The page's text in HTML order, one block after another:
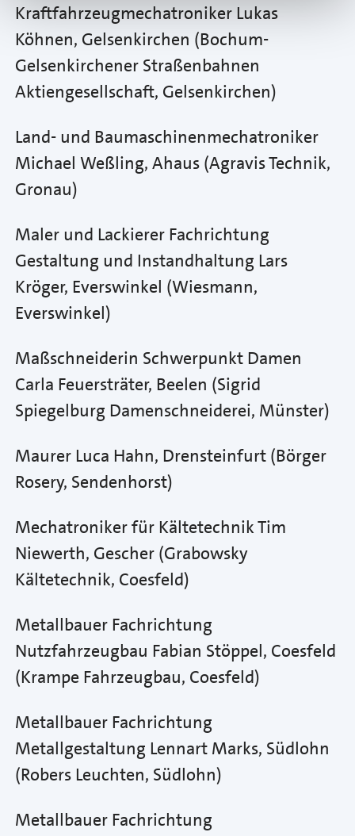
Kraftfahrzeugmechatroniker Lukas
Köhnen, Gelsenkirchen (Bochum-
Gelsenkirchener Straßenbahnen
Aktiengesellschaft, Gelsenkirchen)
Land- und Baumaschinenmechatroniker
Michael Weßling, Ahaus (Agravis Technik,
Gronau)
Maler und Lackierer Fachrichtung
Gestaltung und Instandhaltung Lars
Kröger, Everswinkel (Wiesmann,
Everswinkel)
Maßschneiderin Schwerpunkt Damen
Carla Feuersträter, Beelen (Sigrid
Spiegelburg Damenschneiderei, Münster)
Maurer Luca Hahn, Drensteinfurt (Börger
Rosery, Sendenhorst)
Mechatroniker für Kältetechnik Tim
Niewerth, Gescher (Grabowsky
Kältetechnik, Coesfeld)
Metallbauer Fachrichtung
Nutzfahrzeugbau Fabian Stöppel, Coesfeld
(Krampe Fahrzeugbau, Coesfeld)
Metallbauer Fachrichtung
Metallgestaltung Lennart Marks, Südlohn
(Robers Leuchten, Südlohn)
Metallbauer Fachrichtung